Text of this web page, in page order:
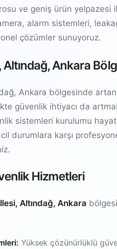
ve geniş ürün yelpazesi
alarm sistemleri,
çözümler sunuyoruz.
Altındağ, Ankara
Ankara bölgesinde
güvenlik ihtiyacı da
sistemleri kurulumu hayati
durumlara karşı
Hizmetleri
Altındağ, Ankara
Yüksek çözünürlüklü